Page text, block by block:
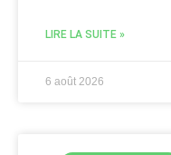
LIRE LA SUITE »
6 août 2026